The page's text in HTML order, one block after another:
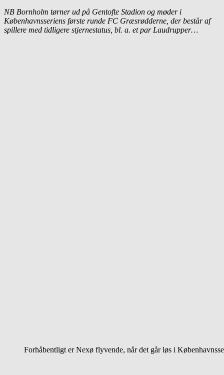
NB Bornholm tørner ud på Gentofte Stadion og møder i
Københavnsseriens første runde FC Græsrødderne, der består af
spillere med tidligere stjernestatus, bl. a. et par Laudrupper…
Forhåbentligt er Nexø flyvende, når det går løs i